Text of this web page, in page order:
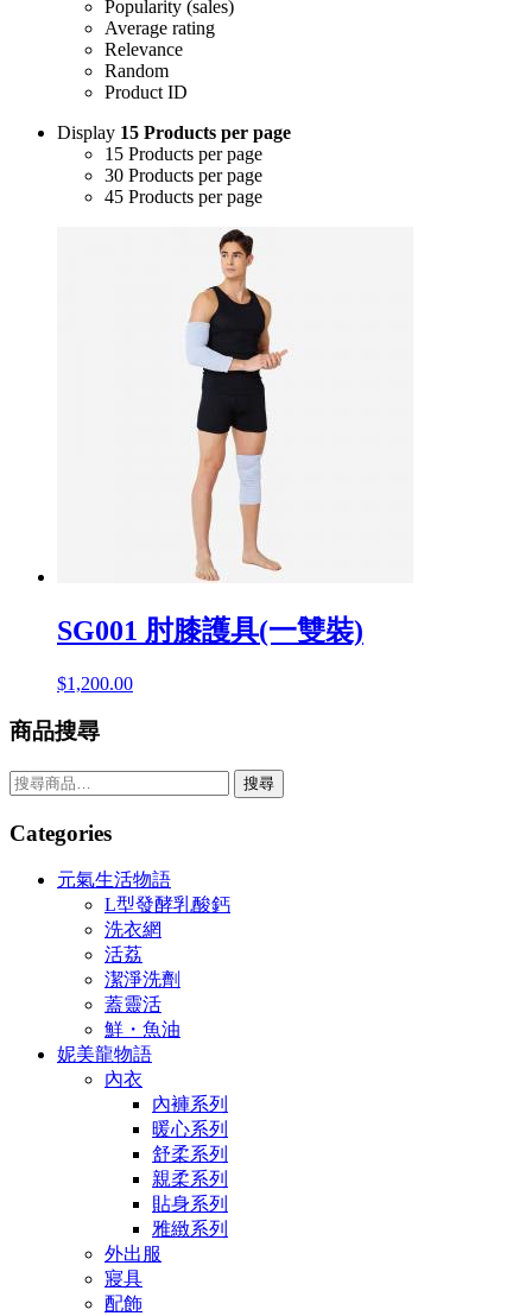
Popularity (sales)
Average rating
Relevance
Random
Product ID
Display 15 Products per page
15 Products per page
30 Products per page
45 Products per page
SG001 肘膝護具(一雙裝)
$1,200.00
商品搜尋
搜
關
搜尋
Categories
元氣生活物語
L型發酵乳酸鈣
洗衣網
活荔
潔淨洗劑
蓋靈活
鮮・魚油
妮美龍物語
內衣
內褲系列
暖心系列
舒柔系列
親柔系列
貼身系列
雅緻系列
外出服
寢具
配飾